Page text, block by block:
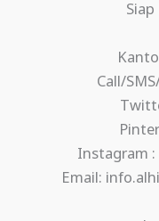
Call/
Instagram :
Email: